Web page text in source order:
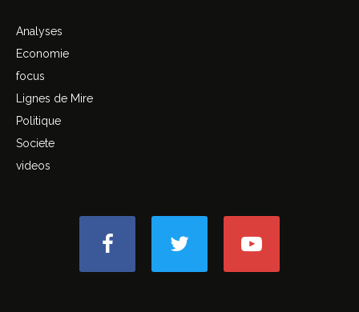
Analyses
Economie
focus
Lignes de Mire
Politique
Societe
videos